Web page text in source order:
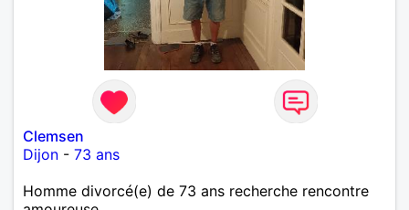
Clemsen
Dijon - 73 ans
Homme divorcé(e) de 73 ans recherche rencontre